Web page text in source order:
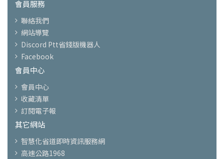
會員服務
聯絡我們
網站導覽
Discord Ptt省錢版機器人
Facebook
會員中心
會員中心
收藏清單
訂閱電子報
其它網站
智慧化省道即時資訊服務網
高速公路1968